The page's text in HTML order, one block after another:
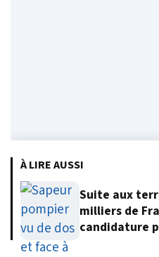
À LIRE AUSSI
Suite aux
milliers de
candidature